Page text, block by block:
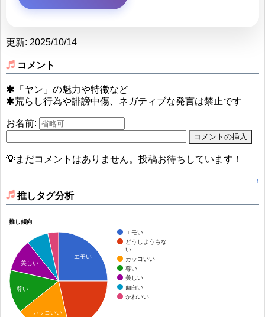
更新: 2025/10/14
コメント
「ヤン」の魅力や特徴など
荒らし行為や誹謗中傷、ネガティブな発言は禁止です
お名前:
💡まだコメントはありません。投稿お待ちしています！
↑
推しタグ分析
推し傾向
エモい
どうしようもな
い
カッコいい
尊い
美しい
面白い
かわいい
エモい
美しい
尊い
カッコいい